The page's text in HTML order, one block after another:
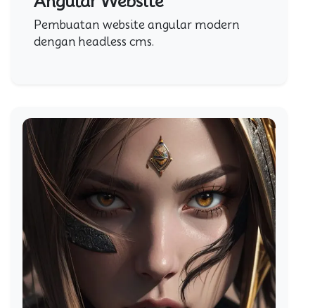
Pembuatan website angular modern
dengan headless cms.